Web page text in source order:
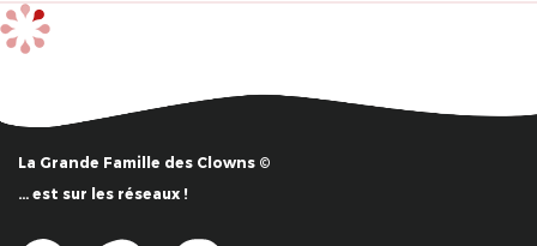
La Grande Famille des Clowns ©
… est sur les réseaux !